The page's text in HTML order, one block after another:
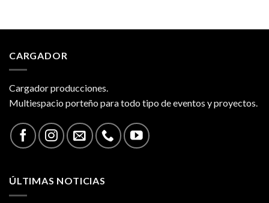
CARGADOR
Cargador producciones.
Multiespacio porteño para todo tipo de eventos y proyectos.
ÚLTIMAS NOTICIAS